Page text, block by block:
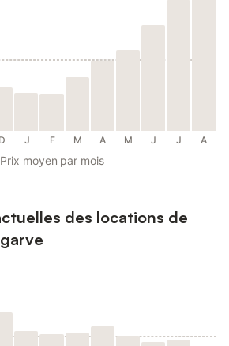
D J F M A M J J A
Prix moyen par mois
des locations de